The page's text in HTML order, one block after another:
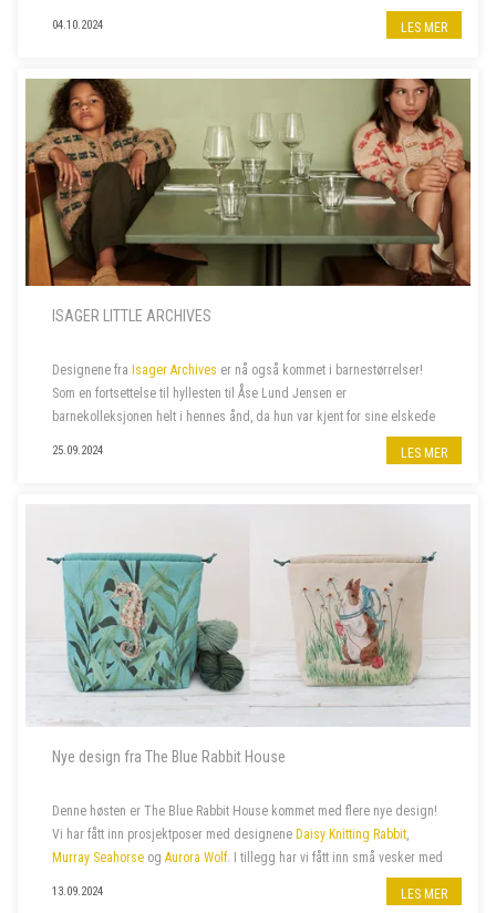
04.10.2024 LES MER
ISAGER LITTLE ARCHIVES
Designene fra Isager Archives er nå også kommet i barnestørrelser!
Som en fortsettelse til hyllesten til Åse Lund Jensen er
barnekolleksjonen helt i hennes ånd, da hun var kjent for sine elskede
25.09.2024 LES MER
Nye design fra The Blue Rabbit House
Denne høsten er The Blue Rabbit House kommet med flere nye design!
Vi har fått inn prosjektposer med designene Daisy Knitting Rabbit,
Murray Seahorse og Aurora Wolf. I tillegg har vi fått inn små vesker med
13.09.2024 LES MER